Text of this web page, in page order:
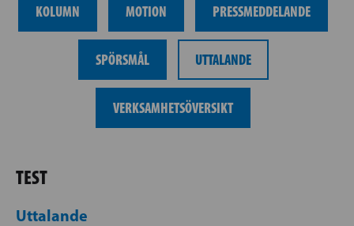
KOLUMN MOTION PRESSMEDDELANDE
SPÖRSMÅL UTTALANDE
VERKSAMHETSÖVERSIKT
TEST
Uttalande